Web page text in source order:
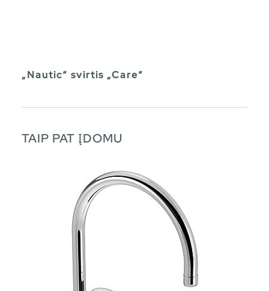
„Nautic“ svirtis „Care“
TAIP PAT ĮDOMU